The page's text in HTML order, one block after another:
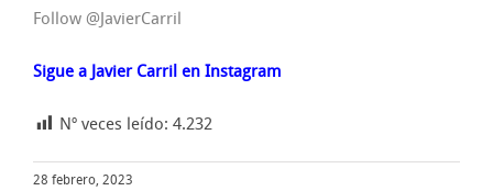
Follow @JavierCarril
Sigue a Javier Carril en Instagram
Nº veces leído: 4.232
28 febrero, 2023